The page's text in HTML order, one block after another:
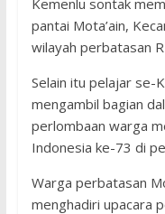
Kemenlu sontak
pantai Mota’ain,
wilayah perbatasan
Selain itu pelajar se-
mengambil bagian
perlombaan warga
Indonesia ke-73 di
Warga perbatasan
menghadiri upacara